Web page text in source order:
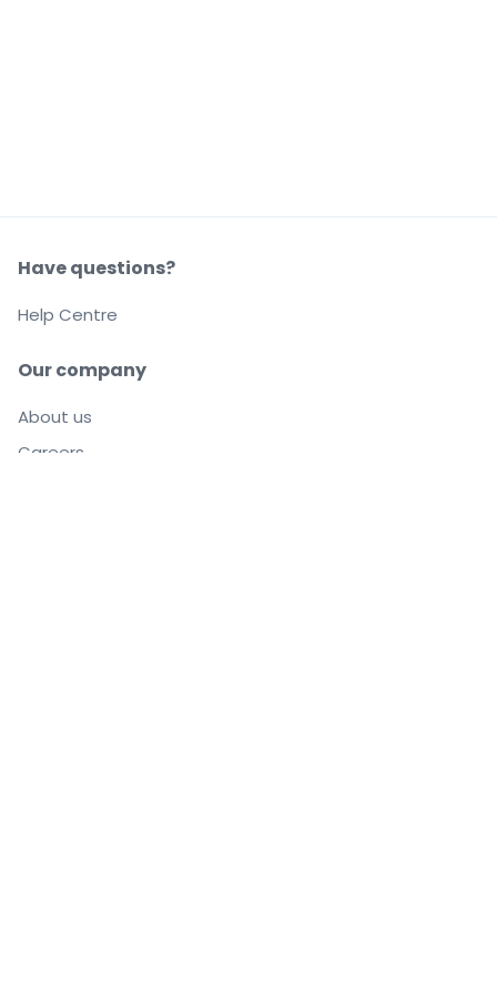
Our company
About us
Careers
Have questions?
Help Centre